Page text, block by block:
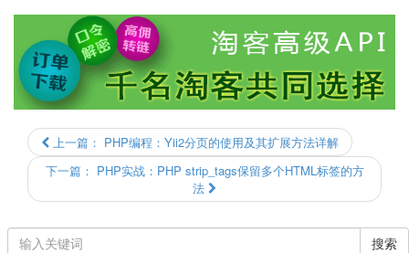
上一篇： PHP编程：Yii2分页的使用及其扩展方法详解
下一篇： PHP实战：PHP strip_tags保留多个HTML标签的方
法
搜索